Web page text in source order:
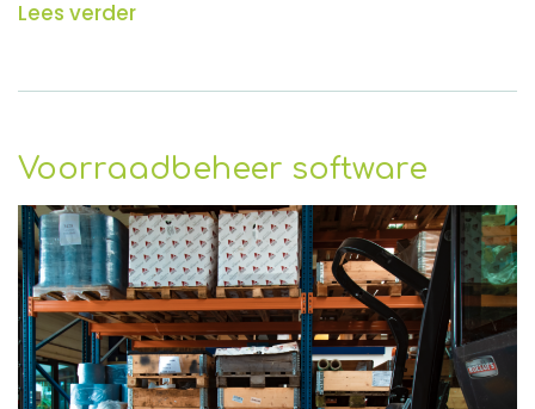
Lees verder
Voorraadbeheer software